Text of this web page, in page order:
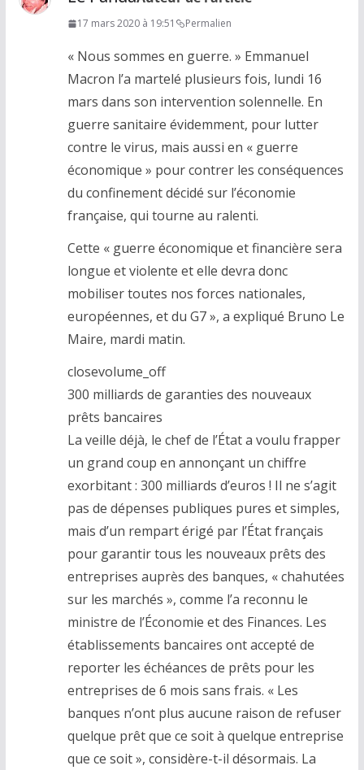
17 mars 2020 à 19:51 Permalien
« Nous sommes en guerre. » Emmanuel
Macron l’a martelé plusieurs fois, lundi 16
mars dans son intervention solennelle. En
guerre sanitaire évidemment, pour lutter
contre le virus, mais aussi en « guerre
économique » pour contrer les conséquences
du confinement décidé sur l’économie
française, qui tourne au ralenti.
Cette « guerre économique et financière sera
longue et violente et elle devra donc
mobiliser toutes nos forces nationales,
européennes, et du G7 », a expliqué Bruno Le
Maire, mardi matin.
closevolume_off
300 milliards de garanties des nouveaux
prêts bancaires
La veille déjà, le chef de l’État a voulu frapper
un grand coup en annonçant un chiffre
exorbitant : 300 milliards d’euros ! Il ne s’agit
pas de dépenses publiques pures et simples,
mais d’un rempart érigé par l’État français
pour garantir tous les nouveaux prêts des
entreprises auprès des banques, « chahutées
sur les marchés », comme l’a reconnu le
ministre de l’Économie et des Finances. Les
établissements bancaires ont accepté de
reporter les échéances de prêts pour les
entreprises de 6 mois sans frais. « Les
banques n’ont plus aucune raison de refuser
quelque prêt que ce soit à quelque entreprise
que ce soit », considère-t-il désormais. La